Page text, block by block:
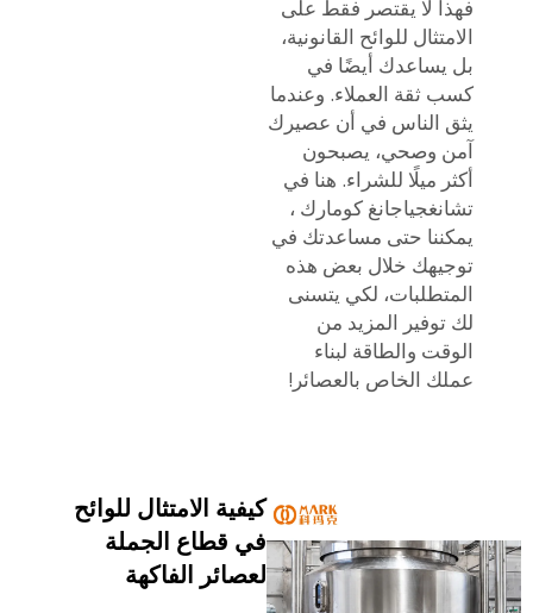
فهذا لا يقتصر فقط على
الامتثال للوائح القانونية،
بل يساعدك أيضًا في
كسب ثقة العملاء. وعندما
يثق الناس في أن عصيرك
آمن وصحي، يصبحون
أكثر ميلًا للشراء. هنا في
تشانغجياجانغ كومارك،
يمكننا حتى مساعدتك في
توجيهك خلال بعض هذه
المتطلبات، لكي يتسنى
لك توفير المزيد من
الوقت والطاقة لبناء
عملك الخاص بالعصائر!
كيفية الامتثال للوائح
في قطاع الجملة
لعصائر الفاكهة